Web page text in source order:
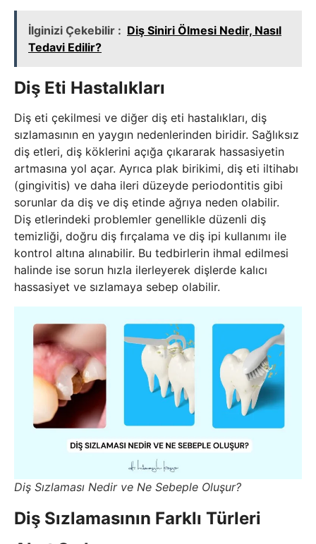
İlginizi Çekebilir : Diş Siniri Ölmesi Nedir, Nasıl
Tedavi Edilir?
Diş Eti Hastalıkları
Diş eti çekilmesi ve diğer diş eti hastalıkları, diş
sızlamasının en yaygın nedenlerinden biridir. Sağlıksız
diş etleri, diş köklerini açığa çıkararak hassasiyetin
artmasına yol açar. Ayrıca plak birikimi, diş eti iltihabı
(gingivitis) ve daha ileri düzeyde periodontitis gibi
sorunlar da diş ve diş etinde ağrıya neden olabilir.
Diş etlerindeki problemler genellikle düzenli diş
temizliği, doğru diş fırçalama ve diş ipi kullanımı ile
kontrol altına alınabilir. Bu tedbirlerin ihmal edilmesi
halinde ise sorun hızla ilerleyerek dişlerde kalıcı
hassasiyet ve sızlamaya sebep olabilir.
Diş Sızlaması Nedir ve Ne Sebeple Oluşur?
Diş Sızlamasının Farklı Türleri